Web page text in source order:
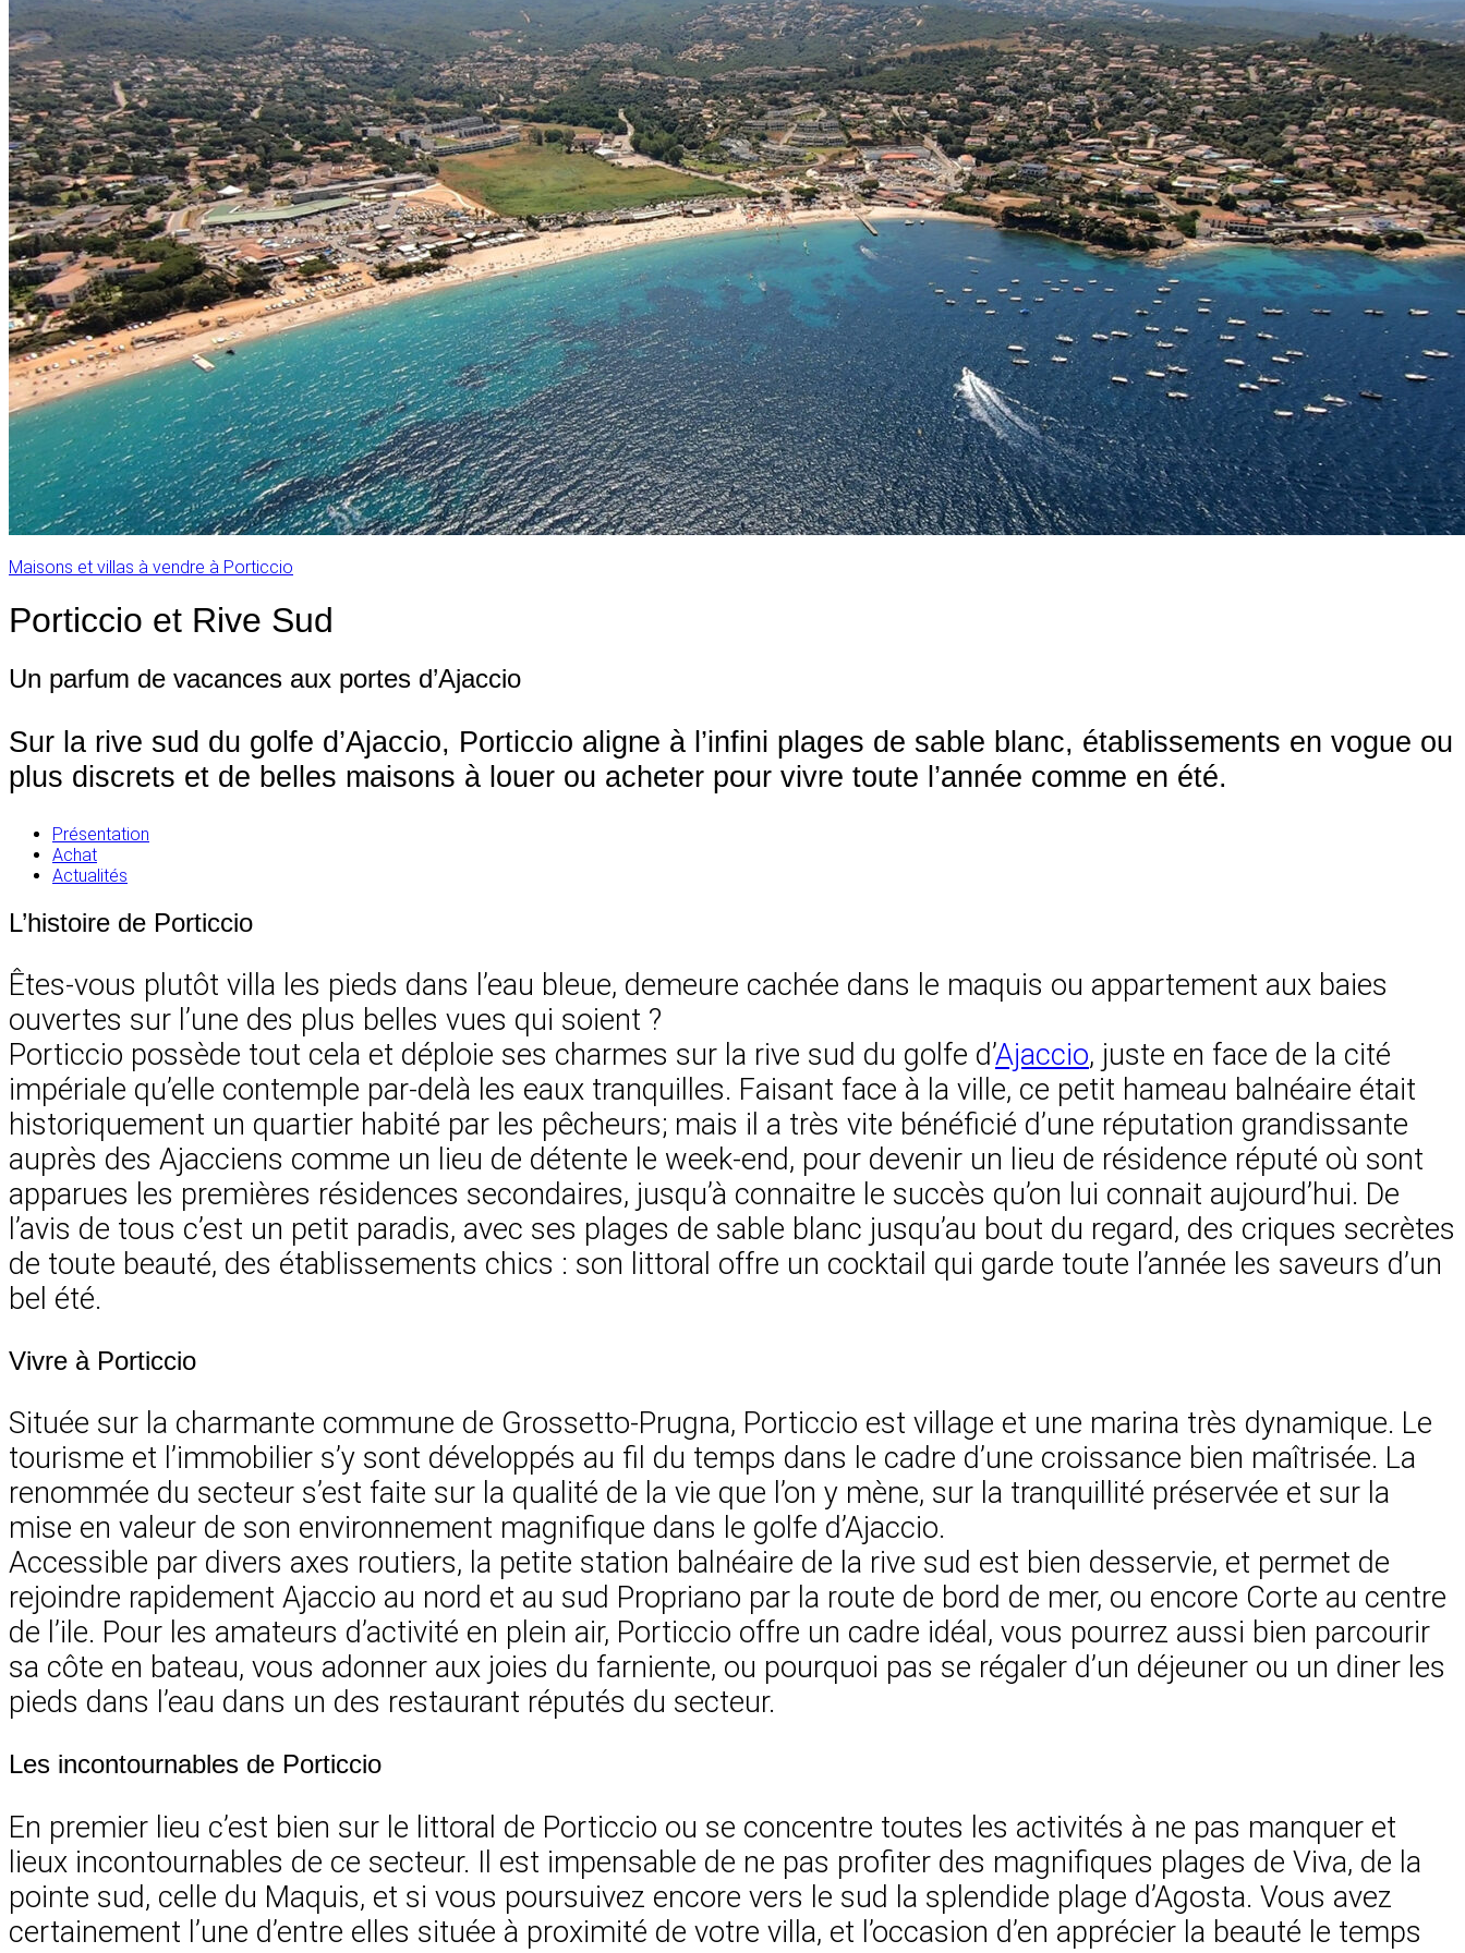
Maisons et villas à vendre à Porticcio
Porticcio et Rive Sud
Un parfum de vacances aux portes d’Ajaccio
Sur la rive sud du golfe d’Ajaccio, Porticcio aligne à l’infini plages de sable blanc, établissements en vogue ou
plus discrets et de belles maisons à louer ou acheter pour vivre toute l’année comme en été.
Présentation
Achat
Actualités
L’histoire de Porticcio
Êtes-vous plutôt villa les pieds dans l’eau bleue, demeure cachée dans le maquis ou appartement aux baies
ouvertes sur l’une des plus belles vues qui soient ?
Porticcio possède tout cela et déploie ses charmes sur la rive sud du golfe d’Ajaccio, juste en face de la cité
impériale qu’elle contemple par-delà les eaux tranquilles. Faisant face à la ville, ce petit hameau balnéaire était
historiquement un quartier habité par les pêcheurs; mais il a très vite bénéficié d’une réputation grandissante
auprès des Ajacciens comme un lieu de détente le week-end, pour devenir un lieu de résidence réputé où sont
apparues les premières résidences secondaires, jusqu’à connaitre le succès qu’on lui connait aujourd’hui. De
l’avis de tous c’est un petit paradis, avec ses plages de sable blanc jusqu’au bout du regard, des criques secrètes
de toute beauté, des établissements chics : son littoral offre un cocktail qui garde toute l’année les saveurs d’un
bel été.
Vivre à Porticcio
Située sur la charmante commune de Grossetto-Prugna, Porticcio est village et une marina très dynamique. Le
tourisme et l’immobilier s’y sont développés au fil du temps dans le cadre d’une croissance bien maîtrisée. La
renommée du secteur s’est faite sur la qualité de la vie que l’on y mène, sur la tranquillité préservée et sur la
mise en valeur de son environnement magnifique dans le golfe d’Ajaccio.
Accessible par divers axes routiers, la petite station balnéaire de la rive sud est bien desservie, et permet de
rejoindre rapidement Ajaccio au nord et au sud Propriano par la route de bord de mer, ou encore Corte au centre
de l’ile. Pour les amateurs d’activité en plein air, Porticcio offre un cadre idéal, vous pourrez aussi bien parcourir
sa côte en bateau, vous adonner aux joies du farniente, ou pourquoi pas se régaler d’un déjeuner ou un diner les
pieds dans l’eau dans un des restaurant réputés du secteur.
Les incontournables de Porticcio
En premier lieu c’est bien sur le littoral de Porticcio ou se concentre toutes les activités à ne pas manquer et
lieux incontournables de ce secteur. Il est impensable de ne pas profiter des magnifiques plages de Viva, de la
pointe sud, celle du Maquis, et si vous poursuivez encore vers le sud la splendide plage d’Agosta. Vous avez
certainement l’une d’entre elles située à proximité de votre villa, et l’occasion d’en apprécier la beauté le temps